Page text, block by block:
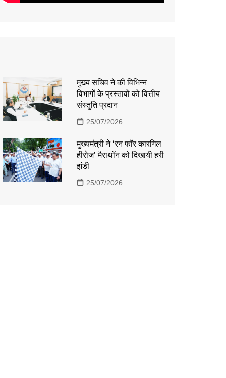
मुख्य सचिव ने की विभिन्न
विभागों के प्रस्तावों को वित्तीय
संस्तुति प्रदान
25/07/2026
मुख्यमंत्री ने ‘रन फॉर कारगिल
हीरोज’ मैराथॉन को दिखायी हरी
झंडी
25/07/2026